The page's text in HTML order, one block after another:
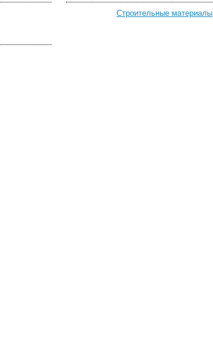
Строительные материалы